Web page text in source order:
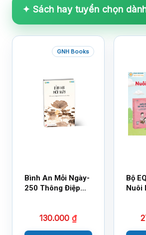
✦ Sách hay tuyển chọn
GNH Books
Bình An Mỗi Ngày-
250 Thông Điệp
130.000₫
Bộ
Nuôi